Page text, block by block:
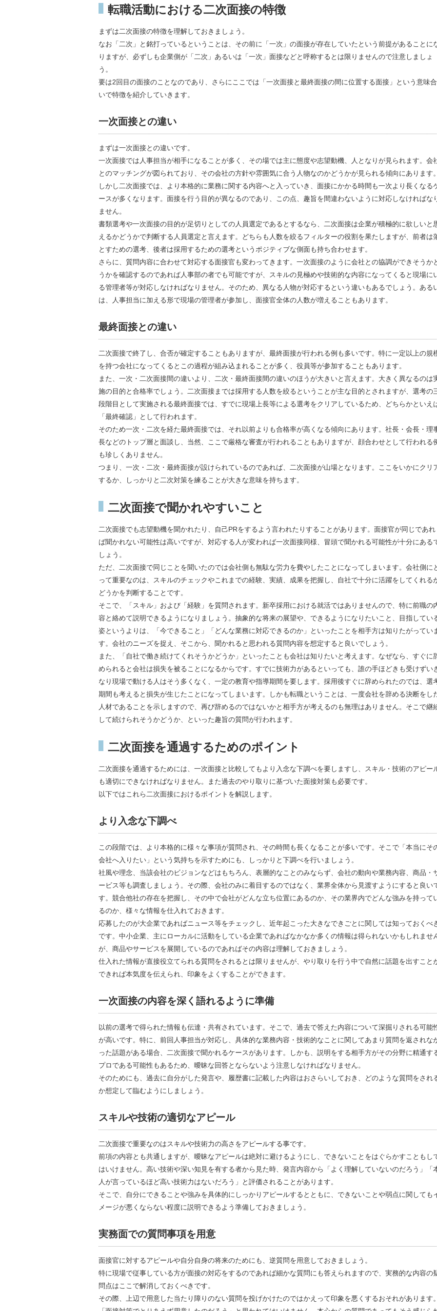
転職活動における二次面接の特徴
まずは二次面接の特徴を理解しておきましょう。
なお「二次」と銘打っているということは、その前に「一次」の面接が存在していたという前提があることに
りますが、必ずしも企業側が「二次」あるいは「一次」面接などと呼称するとは限りませんので注意しましょ
う。
要は2回目の面接のことなのであり、さらにここでは「一次面接と最終面接の間に位置する面接」という意味合
いで特徴を紹介していきます。
一次面接との違い
まずは一次面接との違いです。
一次面接では人事担当が相手になることが多く、その場では主に態度や志望動機、人となりが見られます。会
とのマッチングが図られており、その会社の方針や雰囲気に合う人物なのかどうかが見られる傾向にあります
しかし二次面接では、より本格的に業務に関する内容へと入っていき、面接にかかる時間も一次より長くなる
ースが多くなります。面接を行う目的が異なるのであり、この点、趣旨を間違わないように対応しなければな
ません。
書類選考や一次面接の目的が足切りとしての人員選定であるとするなら、二次面接は企業が積極的に欲しいと
えるかどうかで判断する人員選定と言えます。どちらも人数を絞るフィルターの役割を果たしますが、前者は
とすための選考、後者は採用するための選考というポジティブな側面も持ち合わせます。
さらに、質問内容に合わせて対応する面接官も変わってきます。一次面接のように会社との協調ができそうか
うかを確認するのであれば人事部の者でも可能ですが、スキルの見極めや技術的な内容になってくると現場に
る管理者等が対応しなければなりません。そのため、異なる人物が対応するという違いもあるでしょう。ある
は、人事担当に加える形で現場の管理者が参加し、面接官全体の人数が増えることもあります。
最終面接との違い
二次面接で終了し、合否が確定することもありますが、最終面接が行われる例も多いです。特に一定以上の規
を持つ会社になってくるとこの過程が組み込まれることが多く、役員等が参加することもあります。
また、一次・二次面接間の違いより、二次・最終面接間の違いのほうが大きいと言えます。大きく異なるのは
施の目的と合格率でしょう。二次面接までは採用する人数を絞るということが主な目的とされますが、選考の
段階目として実施される最終面接では、すでに現場上長等による選考をクリアしているため、どちらかといえ
「最終確認」として行われます。
そのため一次・二次を経た最終面接では、それ以前よりも合格率が高くなる傾向にあります。社長・会長・理
長などのトップ層と面談し、当然、ここで厳格な審査が行われることもありますが、顔合わせとして行われる
も珍しくありません。
つまり、一次・二次・最終面接が設けられているのであれば、二次面接が山場となります。ここをいかにクリ
するか、しっかりと二次対策を練ることが大きな意味を持ちます。
二次面接で聞かれやすいこと
二次面接でも志望動機を聞かれたり、自己PRをするよう言われたりすることがあります。面接官が同じであれ
ば聞かれない可能性は高いですが、対応する人が変われば一次面接同様、冒頭で聞かれる可能性が十分にある
しょう。
ただ、二次面接で同じことを聞いたのでは会社側も無駄な労力を費やしたことになってしまいます。会社側に
って重要なのは、スキルのチェックやこれまでの経験、実績、成果を把握し、自社で十分に活躍をしてくれる
どうかを判断することです。
そこで、「スキル」および「経験」を質問されます。新卒採用における就活ではありませんので、特に前職の
容と絡めて説明できるようになりましょう。抽象的な将来の展望や、できるようになりたいこと、目指してい
姿というよりは、「今できること」「どんな業務に対応できるのか」といったことを相手方は知りたがってい
す。会社のニーズを捉え、そこから、聞かれると思われる質問内容を想定すると良いでしょう。
また、「自社で働き続けてくれそうかどうか」といったことも会社は知りたいと考えます。なぜなら、すぐに
められると会社は損失を被ることになるからです。すでに技術力があるといっても、誰の手ほどきも受けずい
なり現場で動ける人はそう多くなく、一定の教育や指導期間を要します。採用後すぐに辞められたのでは、選
期間も考えると損失が生じたことになってしまいます。しかも転職ということは、一度会社を辞める決断をし
人材であることを示しますので、再び辞めるのではないかと相手方が考えるのも無理はありません。そこで継
して続けられそうかどうか、といった趣旨の質問が行われます。
二次面接を通過するためのポイント
二次面接を通過するためには、一次面接と比較してもより入念な下調べを要しますし、スキル・技術のアピー
も適切にできなければなりません。また過去のやり取りに基づいた面接対策も必要です。
以下ではこれら二次面接におけるポイントを解説します。
より入念な下調べ
この段階では、より本格的に様々な事項が質問され、その時間も長くなることが多いです。そこで「本当にそ
会社へ入りたい」という気持ちを示すためにも、しっかりと下調べを行いましょう。
社風や理念、当該会社のビジョンなどはもちろん、表層的なことのみならず、会社の動向や業務内容、商品・
ービス等も調査しましょう。その際、会社のみに着目するのではなく、業界全体から見渡すようにすると良い
す。競合他社の存在を把握し、その中で会社がどんな立ち位置にあるのか、その業界内でどんな強みを持って
るのか、様々な情報を仕入れておきます。
応募したのが大企業であればニュース等をチェックし、近年起こった大きなできごとに関しては知っておくべ
です。中小企業、主にローカルに活動をしている企業であればなかなか多くの情報は得られないかもしれませ
が、商品やサービスを展開しているのであればその内容は理解しておきましょう。
仕入れた情報が直接役立てられる質問をされるとは限りませんが、やり取りを行う中で自然に話題を出すこと
できれば本気度を伝えられ、印象をよくすることができます。
一次面接の内容を深く語れるように準備
以前の選考で得られた情報も伝達・共有されています。そこで、過去で答えた内容について深掘りされる可能
が高いです。特に、前回人事担当が対応し、具体的な業務内容・技術的なことに関してあまり質問を返されな
った話題がある場合、二次面接で聞かれるケースがあります。しかも、説明をする相手方がその分野に精通す
プロである可能性もあるため、曖昧な回答とならないよう注意しなければなりません。
そのためにも、過去に自分がした発言や、履歴書に記載した内容はおさらいしておき、どのような質問をされ
か想定して臨むようにしましょう。
スキルや技術の適切なアピール
二次面接で重要なのはスキルや技術力の高さをアピールする事です。
前項の内容とも共通しますが、曖昧なアピールは絶対に避けるようにし、できないことをはぐらかすこともし
はいけません。高い技術や深い知見を有する者から見た時、発言内容から「よく理解していないのだろう」「
人が言っているほど高い技術力はないだろう」と評価されることがあります。
そこで、自分にできることや強みを具体的にしっかりアピールするとともに、できないことや弱点に関しても
メージが悪くならない程度に説明できるよう準備しておきましょう。
実務面での質問事項を用意
面接官に対するアピールや自分自身の将来のためにも、逆質問を用意しておきましょう。
特に現場で従事している方が面接の対応をするのであれば細かな質問にも答えられますので、実務的な内容の
問点はここで解消しておくべきです。
その際、上辺で用意した当たり障りのない質問を投げかけたのではかえって印象を悪くするおそれがあります